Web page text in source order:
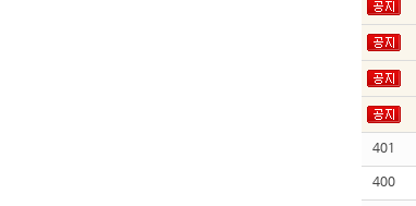
401
400